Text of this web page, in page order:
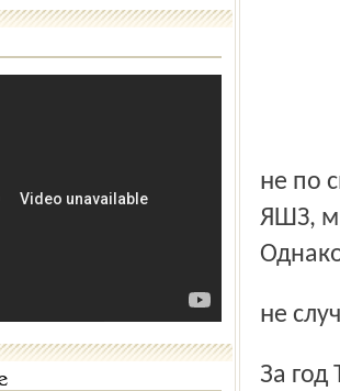
не по своей воле ушел с поста генерального директора
ЯШЗ,
не
За год Тонков объединил все свои разрозненные активы в